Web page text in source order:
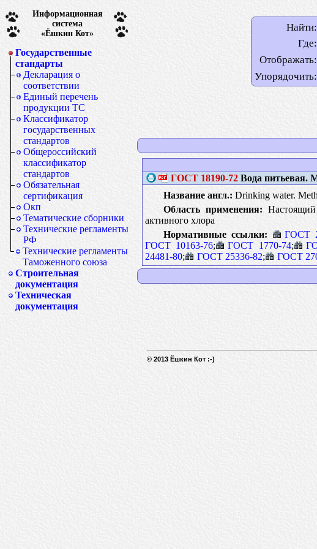
Информационная
система
«Ёшкин Кот»
Государственные
стандарты
Декларация о
соответствии
Единый перечень
продукции ТС
Классификатор
государственных
стандартов
Общероссийский
классификатор
стандартов
Обязательная
сертификация
Окп
Тематические сборники
Технические регламенты
РФ
Технические регламенты
Таможенного союза
Строительная
документация
Техническая
документация
Найти:
Где:
Отображать:
Упорядочить:
ГОСТ 18190-72Вода питьевая.
Название англ.: Drinking water.
Область применения: Настоящий
активного хлора
Нормативные ссылки:
ГОСТ
ГОСТ 10163-76; ГОСТ 1770-74;
24481-80; ГОСТ 25336-82; ГОСТ
© 2013 Ёшкин Кот :-)